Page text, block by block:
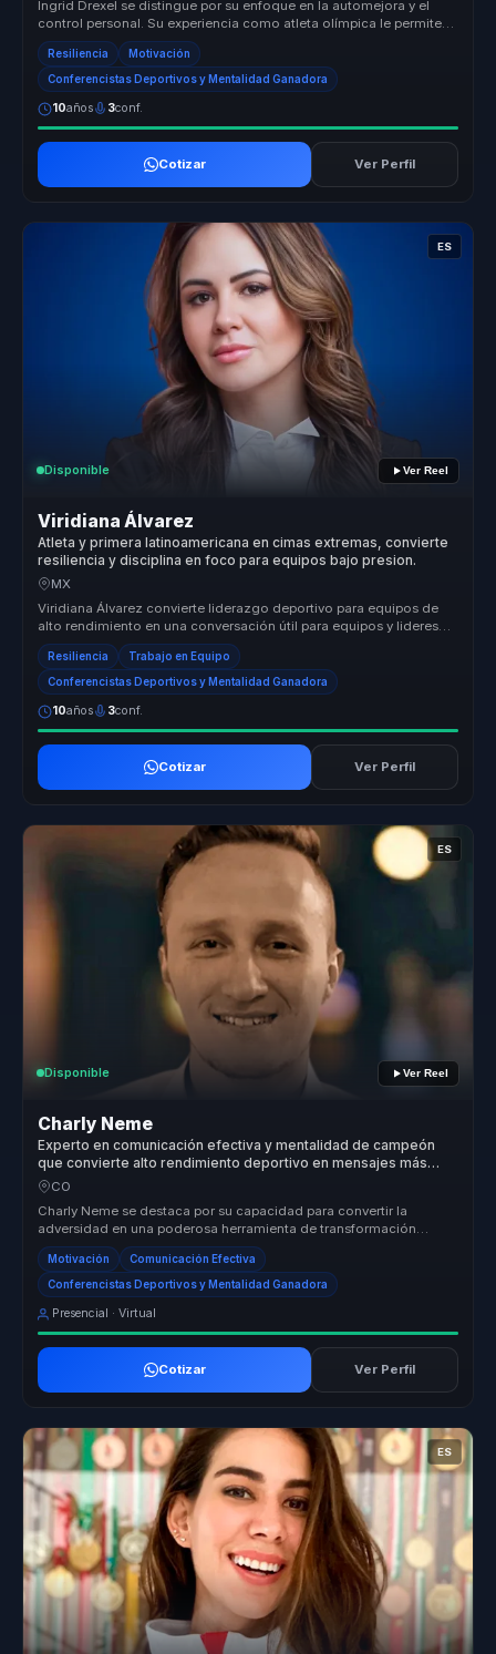
Ingrid Drexel se distingue por su enfoque en la automejora y el
control personal. Su experiencia como atleta olímpica le permite
ofrecer ...
Resiliencia Motivación
Conferencistas Deportivos y Mentalidad Ganadora
10años 3conf.
Cotizar Ver Perfil
ES
Disponible Ver Reel
Viridiana Álvarez
Atleta y primera latinoamericana en cimas extremas, convierte
resiliencia y disciplina en foco para equipos bajo presion.
MX
Viridiana Álvarez convierte liderazgo deportivo para equipos de
alto rendimiento en una conversación útil para equipos y lideres
de alto ...
Resiliencia Trabajo en Equipo
Conferencistas Deportivos y Mentalidad Ganadora
10años 3conf.
Cotizar Ver Perfil
ES
Disponible Ver Reel
Charly Neme
Experto en comunicación efectiva y mentalidad de campeón
que convierte alto rendimiento deportivo en mensajes más
claros e influyentes para líderes y equipos.
CO
Charly Neme se destaca por su capacidad para convertir la
adversidad en una poderosa herramienta de transformación
organizacional. Su enf...
Motivación Comunicación Efectiva
Conferencistas Deportivos y Mentalidad Ganadora
Presencial · Virtual
Cotizar Ver Perfil
ES